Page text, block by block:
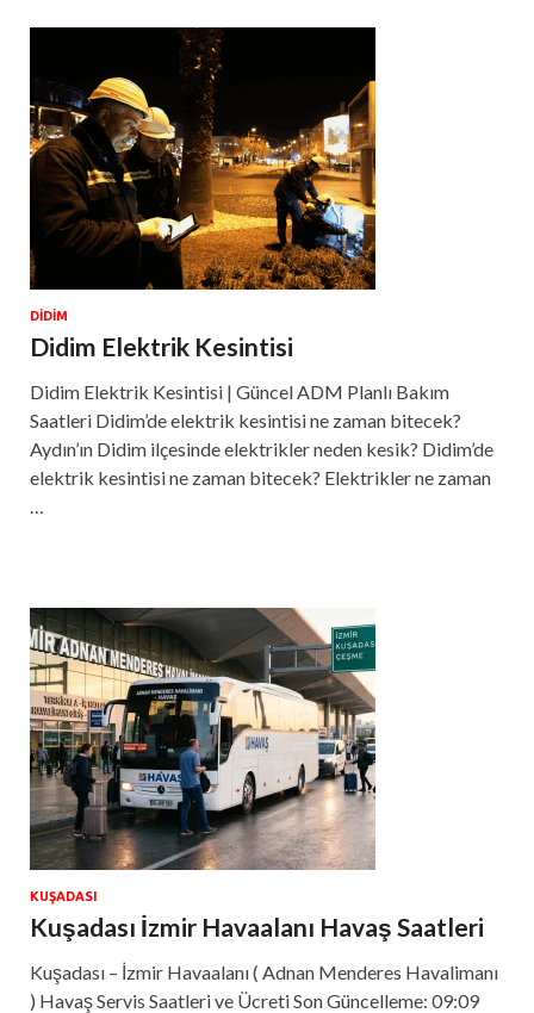
DIDIM
Didim Elektrik Kesintisi
Didim Elektrik Kesintisi | Güncel ADM Planlı Bakım
Saatleri Didim’de elektrik kesintisi ne zaman bitecek?
Aydın’ın Didim ilçesinde elektrikler neden kesik? Didim’de
elektrik kesintisi ne zaman bitecek? Elektrikler ne zaman
…
KUŞADASI
Kuşadası İzmir Havaalanı Havaş Saatleri
Kuşadası – İzmir Havaalanı ( Adnan Menderes Havalimanı
) Havaş Servis Saatleri ve Ücreti Son Güncelleme: 09:09